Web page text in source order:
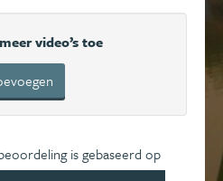
video’s toe
is gebaseerd op
ga hierbij akkoord met de